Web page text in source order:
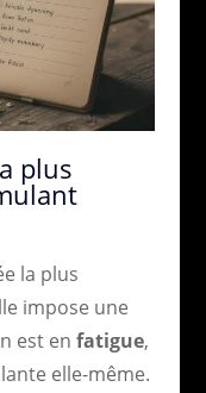
plus
la plus
impose une
est en fatigue,
elle-même.